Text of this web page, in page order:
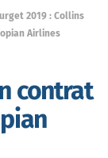
2019 : Collins
Airlines
contrat